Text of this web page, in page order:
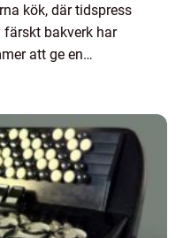
kök, där tidspress
bakverk har
att ge en